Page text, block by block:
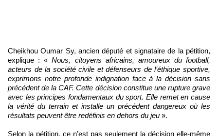
Cheikhou Oumar Sy, ancien député et signataire de la pétition,
explique : «Nous, citoyens africains, amoureux du football,
acteurs de la société civile et défenseurs de l’éthique sportive,
exprimons notre profonde indignation face à la décision sans
précédent de la CAF. Cette décision constitue une rupture grave
avec les principes fondamentaux du sport. Elle remet en cause
la vérité du terrain et installe un précédent dangereux où les
résultats peuvent être redéfinis en dehors du jeu ».
Selon la pétition, ce n’est pas seulement la décision elle-même